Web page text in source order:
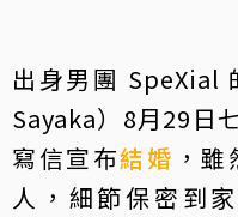
出身男團 SpeXial
Sayaka）8月29日
寫信宣布結婚 ，
人，細節保密到